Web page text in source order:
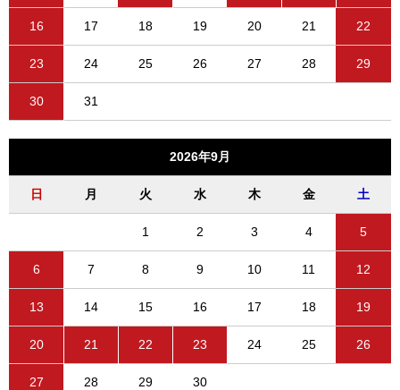
16 17 18 19 20 21 22
23 24 25 26 27 28 29
30 31
2026年9月
日 月 火 水 木 金 土
1 2 3 4 5
6 7 8 9 10 11 12
13 14 15 16 17 18 19
20 21 22 23 24 25 26
27 28 29 30